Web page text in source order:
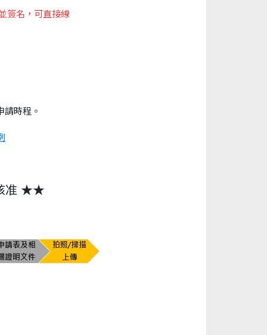
簽名，可直接線
請時程。
准 ★★